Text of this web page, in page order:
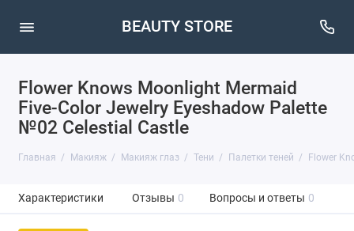
BEAUTY STORE
Flower Knows Moonlight Mermaid
Five-Color Jewelry Eyeshadow Palette
№02 Celestial Castle
Главная Макияж Макияж глаз Тени Палетки теней Flower
Характеристики Отзывы 0 Вопросы и ответы 0